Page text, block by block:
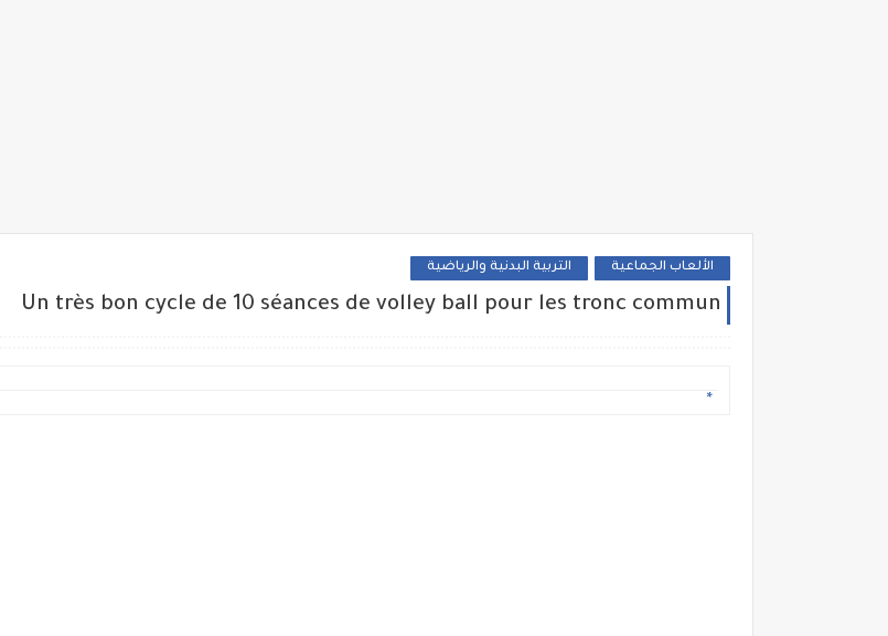
الألعاب الجماعية التربية البدنية والرياضية
Un très bon cycle de 10 séances de volley ball pour les tronc commun‏